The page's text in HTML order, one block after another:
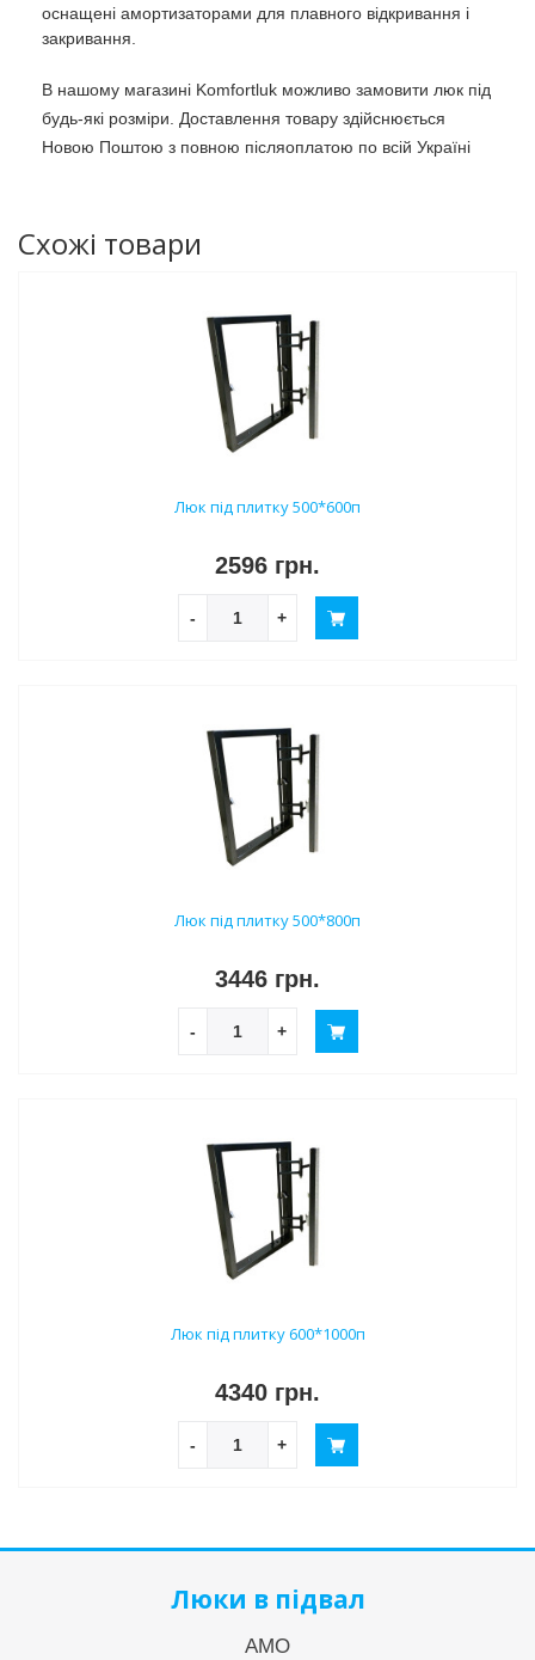
оснащені амортизаторами для плавного відкривання і
закривання.
В нашому магазині Komfortluk можливо замовити люк під
будь-які розміри. Доставлення товару здійснюється
Новою Поштою з повною післяоплатою по всій Україні
Схожі товари
Люк під плитку 500*600п
2596 грн.
- +
Люк під плитку 500*800п
3446 грн.
- +
Люк під плитку 600*1000п
4340 грн.
- +
Люки в підвал
АМО